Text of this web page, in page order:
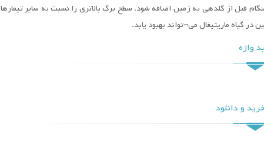
قبل از گلدهی به زمین اضافه شود، سطح برگ بالاتری را نسبت به سایر تیمارها
گیاه ماریتیغال می¬تواند بهبود یابد.
واژه
و دانلود